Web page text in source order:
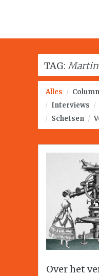
TAG:
Alles /
/ Interviews /
/ Schetsen /
Over het